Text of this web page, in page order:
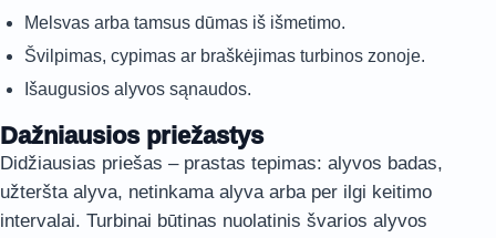
Melsvas arba tamsus dūmas iš išmetimo.
Švilpimas, cypimas ar braškėjimas turbinos zonoje.
Išaugusios alyvos sąnaudos.
Dažniausios priežastys
Didžiausias priešas – prastas tepimas: alyvos badas,
užteršta alyva, netinkama alyva arba per ilgi keitimo
intervalai. Turbinai būtinas nuolatinis švarios alyvos